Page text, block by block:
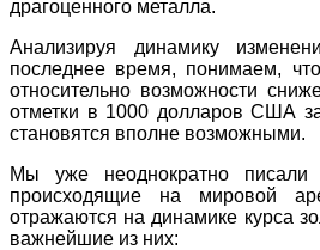
драгоценного металла.
Анализируя динамику
последнее время, понимаем,
относительно возможности
отметки в 1000 долларов США
становятся вполне возможными.
Мы уже неоднократно
происходящие на мировой
отражаются на динамике курса
важнейшие из них: